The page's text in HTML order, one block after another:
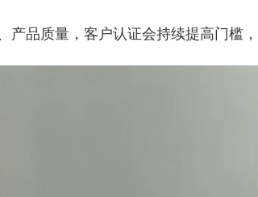
品质量，客户认证会持续提高门槛